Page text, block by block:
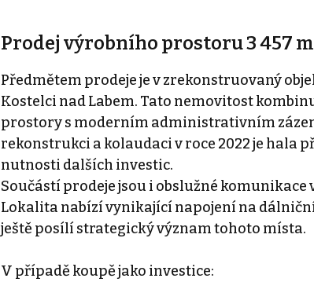
Prodej výrobního prostoru 3 457
Předmětem prodeje je v zrekonstruovaný
Kostelci nad Labem. Tato nemovitost
prostory s moderním administrativním
rekonstrukci a kolaudaci v roce 2022 je hala
nutnosti dalších investic.
Součástí prodeje jsou i obslužné
Lokalita nabízí vynikající napojení na
ještě posílí strategický význam tohoto místa.
V případě koupě jako investice: